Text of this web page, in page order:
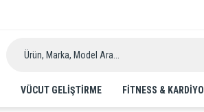
VÜCUT GELIŞTIRME FITNESS & KARDIYO